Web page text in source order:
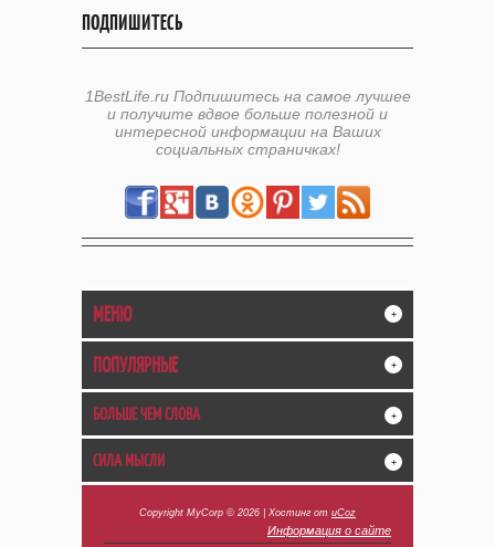
ПОДПИШИТЕСЬ
1BestLife.ru Подпишитесь на самое лучшее
и получите вдвое больше полезной и
интересной информации на Ваших
социальных страничках!
МЕНЮ +
ПОПУЛЯРНЫЕ +
БОЛЬШЕ ЧЕМ СЛОВА +
СИЛА МЫСЛИ +
Copyright MyCorp © 2026 Хостинг от uCoz
Информация о сайте